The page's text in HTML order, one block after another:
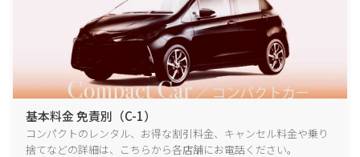
基本料金 免責別（C-1）
コンパクトのレンタル、お得な割引料金、キャンセル料金や乗り
捨てなどの詳細は、こちらから各店舗にお電話ください。